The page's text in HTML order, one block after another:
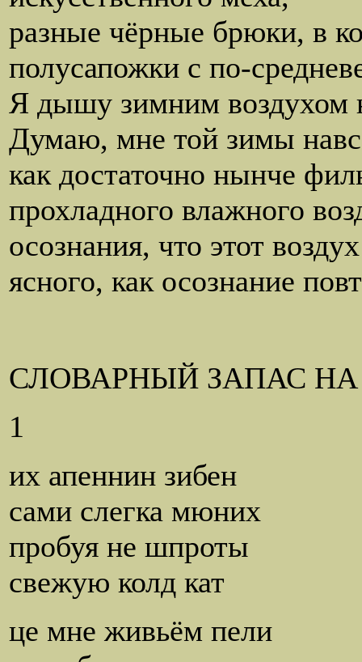
разные чёрные брюки, в
полусапожки с по-
Я дышу зимним воздухом
Думаю, мне той зимы
как достаточно нынче
прохладного влажного
осознания, что этот
ясного, как осознание
СЛОВАРНЫЙ ЗАПАС
1
их апеннин зибен
сами слегка мюних
пробуя не шпроты
свежую колд кат
це мне живьём пели